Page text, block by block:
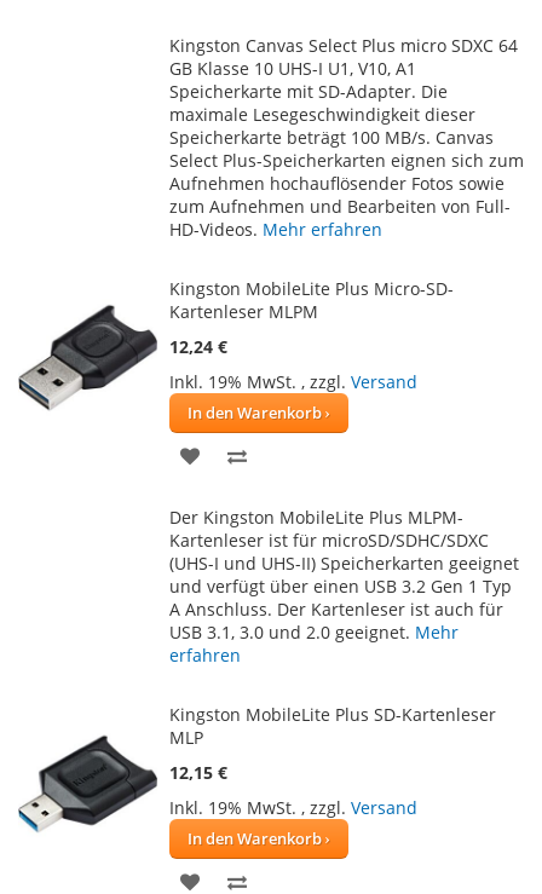
HINZUFÜGEN
HINZUFÜGEN
Kingston Canvas Select Plus micro SDXC 64
GB Klasse 10 UHS-I U1, V10, A1
Speicherkarte mit SD-Adapter. Die
maximale Lesegeschwindigkeit dieser
Speicherkarte beträgt 100 MB/s. Canvas
Select Plus-Speicherkarten eignen sich zum
Aufnehmen hochauflösender Fotos sowie
zum Aufnehmen und Bearbeiten von Full-
HD-Videos. Mehr erfahren
Kingston MobileLite Plus Micro-SD-
Kartenleser MLPM
12,24 €
Inkl. 19% MwSt. , zzgl. Versand
In den Warenkorb
ZUR
HINZUFÜGEN
HINZUFÜGEN
Der Kingston MobileLite Plus MLPM-
Kartenleser ist für microSD/SDHC/SDXC
(UHS-I und UHS-II) Speicherkarten geeignet
und verfügt über einen USB 3.2 Gen 1 Typ
A Anschluss. Der Kartenleser ist auch für
USB 3.1, 3.0 und 2.0 geeignet. Mehr
erfahren
Kingston MobileLite Plus SD-Kartenleser
MLP
12,15 €
Inkl. 19% MwSt. , zzgl. Versand
In den Warenkorb
ZUR